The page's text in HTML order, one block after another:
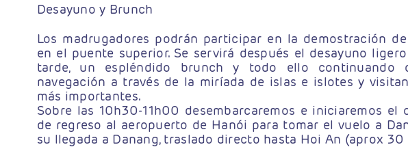
Desayuno y Brunch
Los madrugadores podrán participar en la demostración
en el puente superior. Se servirá después el desayuno
tarde, un espléndido brunch y todo ello continuando
navegación a través de la miríada de islas e islotes y
más importantes.
Sobre las 10h30-11h00 desembarcaremos e iniciaremos el
de regreso al aeropuerto de Hanói para tomar el vuelo a
su llegada a Danang, traslado directo hasta Hoi An (aprox 30